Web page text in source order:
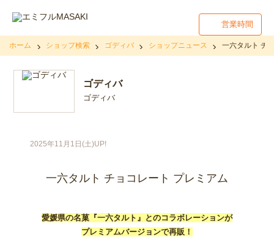
営業時間
ホーム ショップ検索 ゴディバ ショップニュース 一六タルト チ
ゴディバ
ゴディバ
2025年11月1日(土)UP!
一六タルト チョコレート プレミアム
愛媛県の名菓『一六タルト』とのコラボレーションが
プレミアムバージョンで再販！